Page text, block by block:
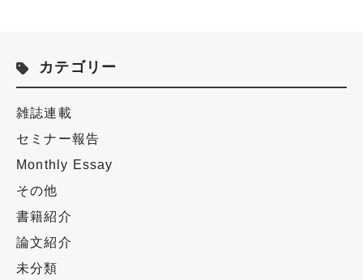
カテゴリー
雑誌連載
セミナー報告
Monthly Essay
その他
書籍紹介
論文紹介
未分類